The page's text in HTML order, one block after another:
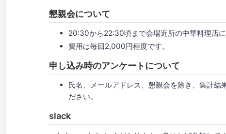
懇親会について
20:30から22:30頃まで会場近所の中華料理店に
費用は毎回2,000円程度です。
申し込み時のアンケートについて
氏名、メールアドレス、懇親会を除き、集計結
ださい。
slack